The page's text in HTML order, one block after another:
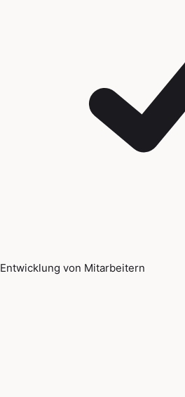
Entwicklung von Mitarbeitern